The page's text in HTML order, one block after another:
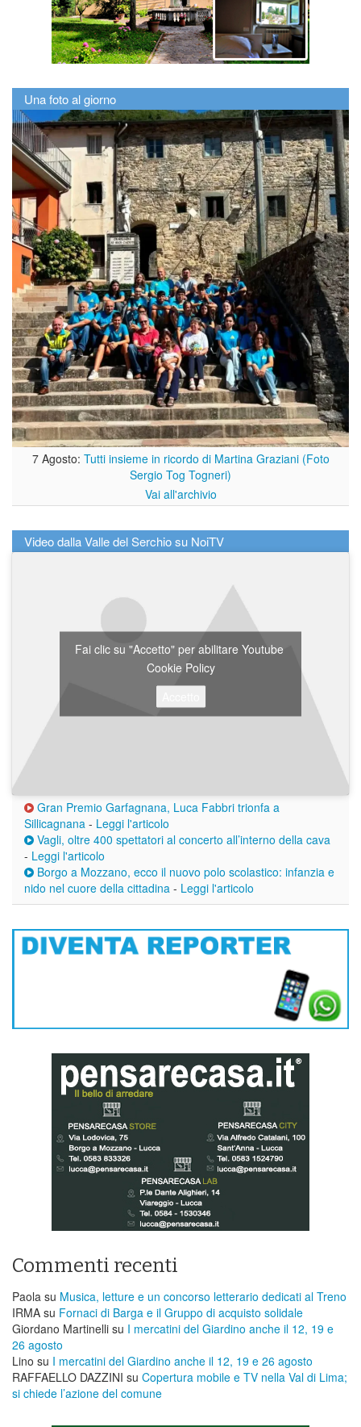
Una foto al giorno
7 Agosto: Tutti insieme in ricordo di Martina Graziani (Foto
Sergio Tog Togneri)
Vai all'archivio
Video dalla Valle del Serchio su NoiTV
Fai clic su "Accetto" per abilitare Youtube
Cookie Policy
Gran Premio Garfagnana, Luca Fabbri trionfa a
Sillicagnana - Leggi l'articolo
Vagli, oltre 400 spettatori al concerto all’interno della cava
- Leggi l'articolo
Borgo a Mozzano, ecco il nuovo polo scolastico: infanzia e
nido nel cuore della cittadina - Leggi l'articolo
Commenti recenti
Paola su Musica, letture e un concorso letterario dedicati al Treno
IRMA su Fornaci di Barga e il Gruppo di acquisto solidale
Giordano Martinelli su I mercatini del Giardino anche il 12, 19 e
26 agosto
Lino su I mercatini del Giardino anche il 12, 19 e 26 agosto
RAFFAELLO DAZZINI su ​Copertura mobile e TV nella Val di Lima;
si chiede l’azione del comune